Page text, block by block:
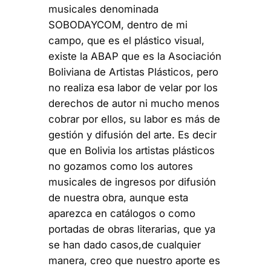
musicales denominada
SOBODAYCOM, dentro de mi
campo, que es el plástico visual,
existe la ABAP que es la Asociación
Boliviana de Artistas Plásticos, pero
no realiza esa labor de velar por los
derechos de autor ni mucho menos
cobrar por ellos, su labor es más de
gestión y difusión del arte. Es decir
que en Bolivia los artistas plásticos
no gozamos como los autores
musicales de ingresos por difusión
de nuestra obra, aunque esta
aparezca en catálogos o como
portadas de obras literarias, que ya
se han dado casos,de cualquier
manera, creo que nuestro aporte es